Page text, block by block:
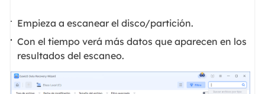
Empieza a escanear el disco/partición.
Con el tiempo verá más datos que aparecen en los
resultados del escaneo.